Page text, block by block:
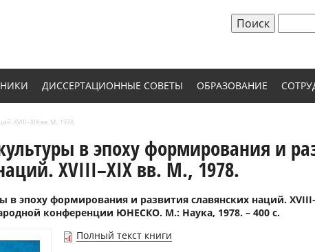
Форма
ДИССЕРТАЦИОННЫЕ СОВЕТЫ ОБРАЗОВАНИЕ
XVIII–XIX вв. М., 1978.
в эпоху формирования и
XVIII–XIX вв. М., 1978.
в эпоху формирования и развития славянских наций.
конференции ЮНЕСКО. М.: Наука, 1978. – 400 с.
Полный текст книги